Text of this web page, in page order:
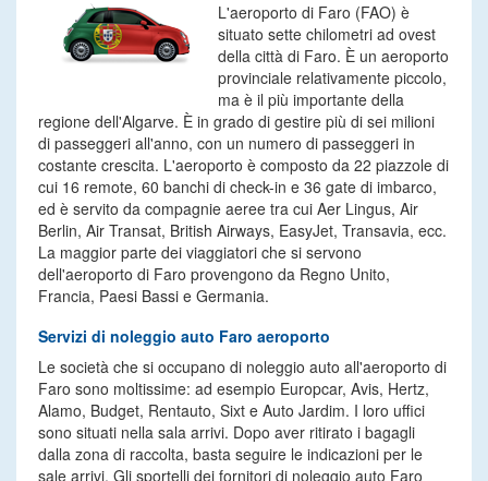
L'aeroporto di Faro (FAO) è
situato sette chilometri ad ovest
della città di Faro. È un aeroporto
provinciale relativamente piccolo,
ma è il più importante della
regione dell'Algarve. È in grado di gestire più di sei milioni
di passeggeri all'anno, con un numero di passeggeri in
costante crescita. L'aeroporto è composto da 22 piazzole di
cui 16 remote, 60 banchi di check-in e 36 gate di imbarco,
ed è servito da compagnie aeree tra cui Aer Lingus, Air
Berlin, Air Transat, British Airways, EasyJet, Transavia, ecc.
La maggior parte dei viaggiatori che si servono
dell'aeroporto di Faro provengono da Regno Unito,
Francia, Paesi Bassi e Germania.
Servizi di noleggio auto Faro aeroporto
Le società che si occupano di noleggio auto all'aeroporto di
Faro sono moltissime: ad esempio Europcar, Avis, Hertz,
Alamo, Budget, Rentauto, Sixt e Auto Jardim. I loro uffici
sono situati nella sala arrivi. Dopo aver ritirato i bagagli
dalla zona di raccolta, basta seguire le indicazioni per le
sale arrivi. Gli sportelli dei fornitori di noleggio auto Faro